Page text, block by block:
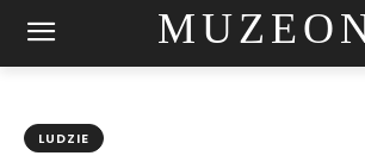
LUDZIE